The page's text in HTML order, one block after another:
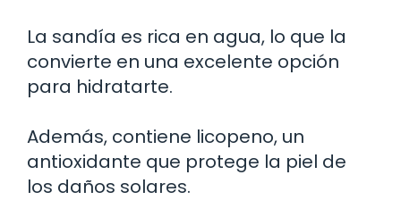
La sandía es rica en agua, lo que la
convierte en una excelente opción
para hidratarte.
Además, contiene licopeno, un
antioxidante que protege la piel de
los daños solares.